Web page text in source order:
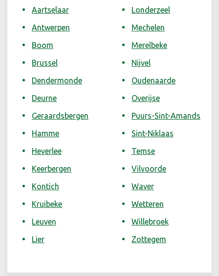
Aartselaar
Antwerpen
Boom
Brussel
Dendermonde
Deurne
Geraardsbergen
Hamme
Heverlee
Keerbergen
Kontich
Kruibeke
Leuven
Lier
Londerzeel
Mechelen
Merelbeke
Nijvel
Oudenaarde
Overijse
Puurs-Sint-Amands
Sint-Niklaas
Temse
Vilvoorde
Waver
Wetteren
Willebroek
Zottegem